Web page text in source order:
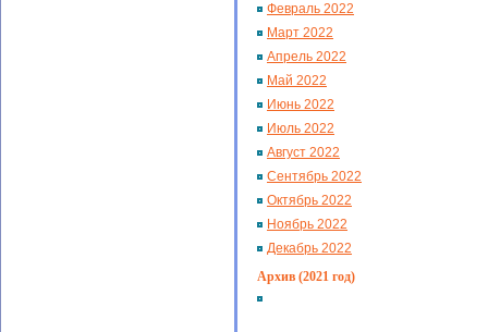
Февраль 2022
Март 2022
Апрель 2022
Май 2022
Июнь 2022
Июль 2022
Август 2022
Сентябрь 2022
Октябрь 2022
Ноябрь 2022
Декабрь 2022
Архив (2021 год)